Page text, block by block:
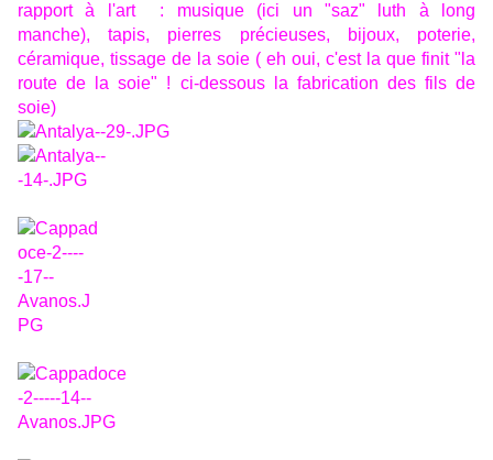
rapport à l'art : musique (ici un "saz" luth à long
manche), tapis, pierres précieuses, bijoux, poterie,
céramique, tissage de la soie ( eh oui, c'est la que finit "la
route de la soie" ! ci-dessous la fabrication des fils de
soie)